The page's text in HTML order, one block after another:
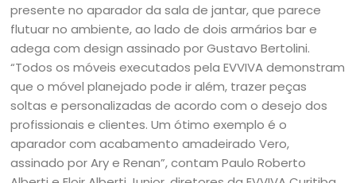
presente no aparador da sala de jantar, que parece
flutuar no ambiente, ao lado de dois armários bar e
adega com design assinado por Gustavo Bertolini.
“Todos os móveis executados pela EVVIVA demonstram
que o móvel planejado pode ir além, trazer peças
soltas e personalizadas de acordo com o desejo dos
profissionais e clientes. Um ótimo exemplo é o
aparador com acabamento amadeirado Vero,
assinado por Ary e Renan”, contam Paulo Roberto